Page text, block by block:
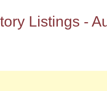
Listings -